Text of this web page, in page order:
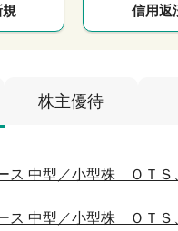
規 信用返
株主優待
ス 中型／小型株 ＯＴＳ
ス 中型／小型株 ＯＴＳ